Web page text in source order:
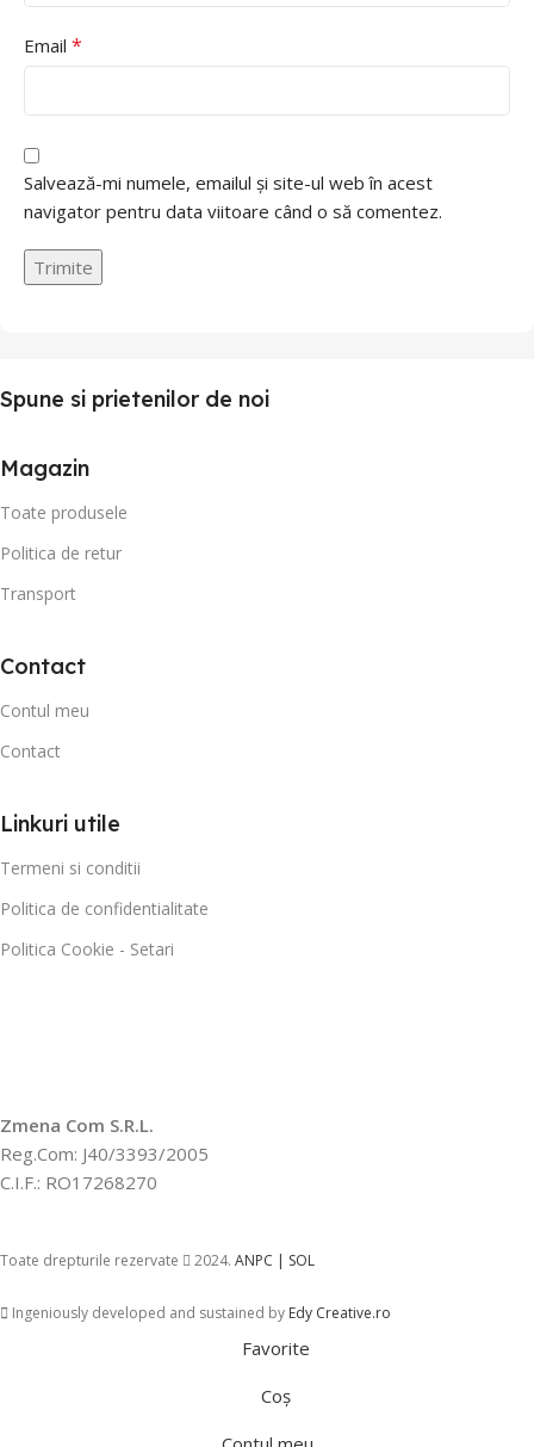
Email *
Salvează-mi numele, emailul și site-ul web în acest
navigator pentru data viitoare când o să comentez.
Spune si prietenilor de noi
Magazin
Toate produsele
Politica de retur
Transport
Contact
Contul meu
Contact
Linkuri utile
Termeni si conditii
Politica de confidentialitate
Politica Cookie - Setari
Zmena Com S.R.L.
Reg.Com: J40/3393/2005
C.I.F.: RO17268270
Toate drepturile rezervate 2024. ANPC | SOL
Ingeniously developed and sustained by Edy Creative.ro
Favorite
Coș